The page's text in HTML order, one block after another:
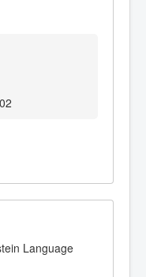
Language